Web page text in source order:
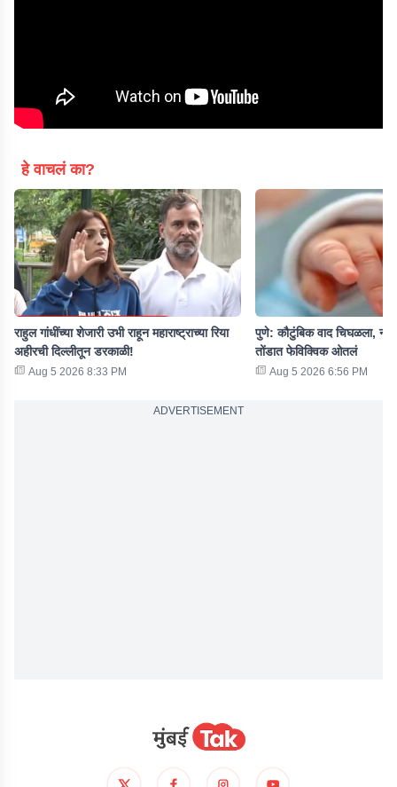
हे वाचलं का?
राहुल गांधींच्या शेजारी उभी राहून महाराष्ट्राच्या रिया
अहीरची दिल्लीतून डरकाळी!
Aug 5 2026 8:33 PM
पुणे: कौटुंबिक वाद चिघळला, नऊ
तोंडात फेविक्विक ओतलं
Aug 5 2026 6:56 PM
ADVERTISEMENT